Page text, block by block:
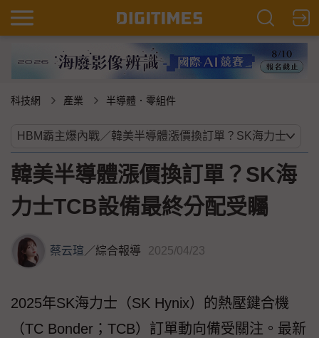
科技網 產業 半導體．零組件
韓美半導體漲價換訂單？SK海
力士TCB設備最終分配受矚
蔡云瑄／綜合報導 2025/04/23
2025年SK海力士（SK Hynix）的熱壓鍵合機
（TC Bonder；TCB）訂單動向備受關注。最新